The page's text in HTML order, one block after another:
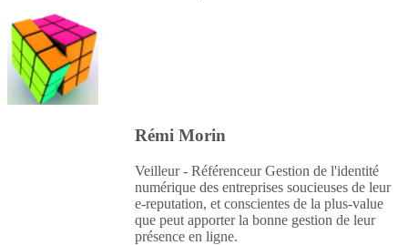
Rémi Morin
Veilleur - Référenceur Gestion de l'identité
numérique des entreprises soucieuses de leur
e-reputation, et conscientes de la plus-value
que peut apporter la bonne gestion de leur
présence en ligne.